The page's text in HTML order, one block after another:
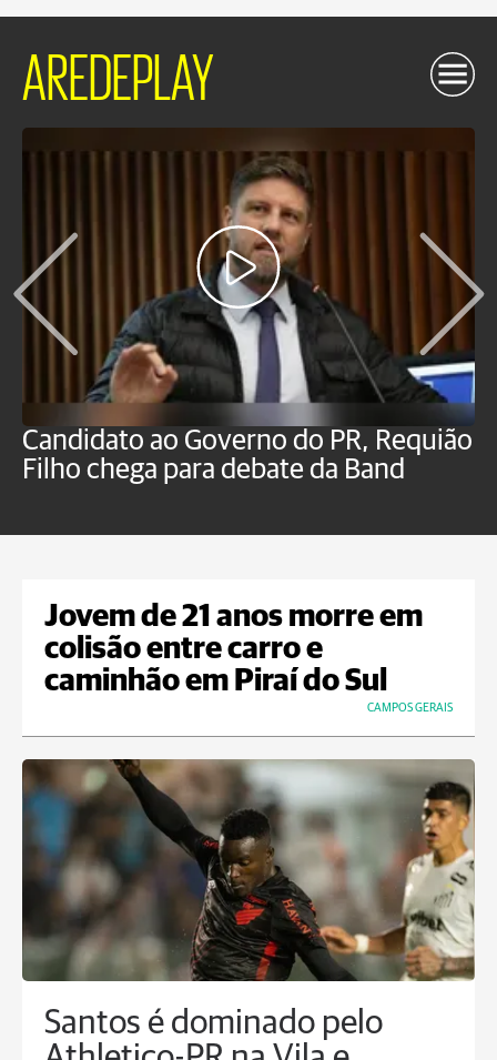
AREDEPLAY
Candidato ao Governo do PR, Requião
Filho chega para debate da Band
Jovem de 21 anos morre em
colisão entre carro e
caminhão em Piraí do Sul
CAMPOS GERAIS
Santos é dominado pelo